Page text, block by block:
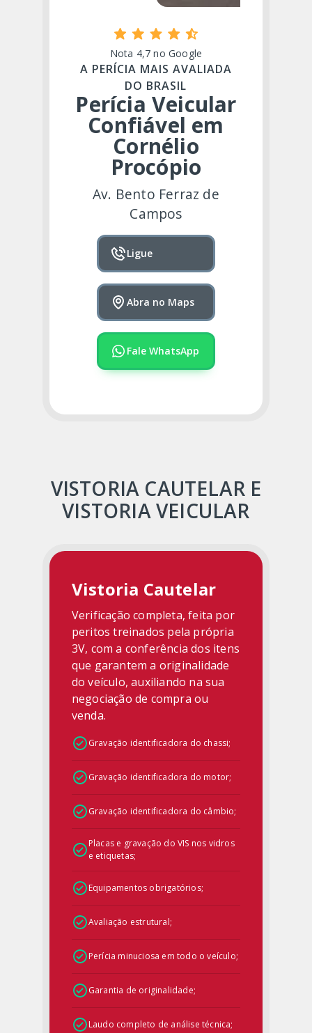
Nota 4,7 no Google
A PERÍCIA MAIS AVALIADA
DO BRASIL
Perícia Veicular
Confiável em
Cornélio
Procópio
Av. Bento Ferraz de
Campos
Ligue
Abra no Maps
Fale WhatsApp
VISTORIA CAUTELAR E
VISTORIA VEICULAR
Vistoria Cautelar
Verificação completa, feita por
peritos treinados pela própria
3V, com a conferência dos itens
que garantem a originalidade
do veículo, auxiliando na sua
negociação de compra ou
venda.
Gravação identificadora do chassi;
Gravação identificadora do motor;
Gravação identificadora do câmbio;
Placas e gravação do VIS nos vidros
e etiquetas;
Equipamentos obrigatórios;
Avaliação estrutural;
Perícia minuciosa em todo o veículo;
Garantia de originalidade;
Laudo completo de análise técnica;